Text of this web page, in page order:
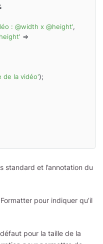
: @width x @height',
de la vidéo');
standard et l’annotation du
pour indiquer qu’il
pour la taille de la